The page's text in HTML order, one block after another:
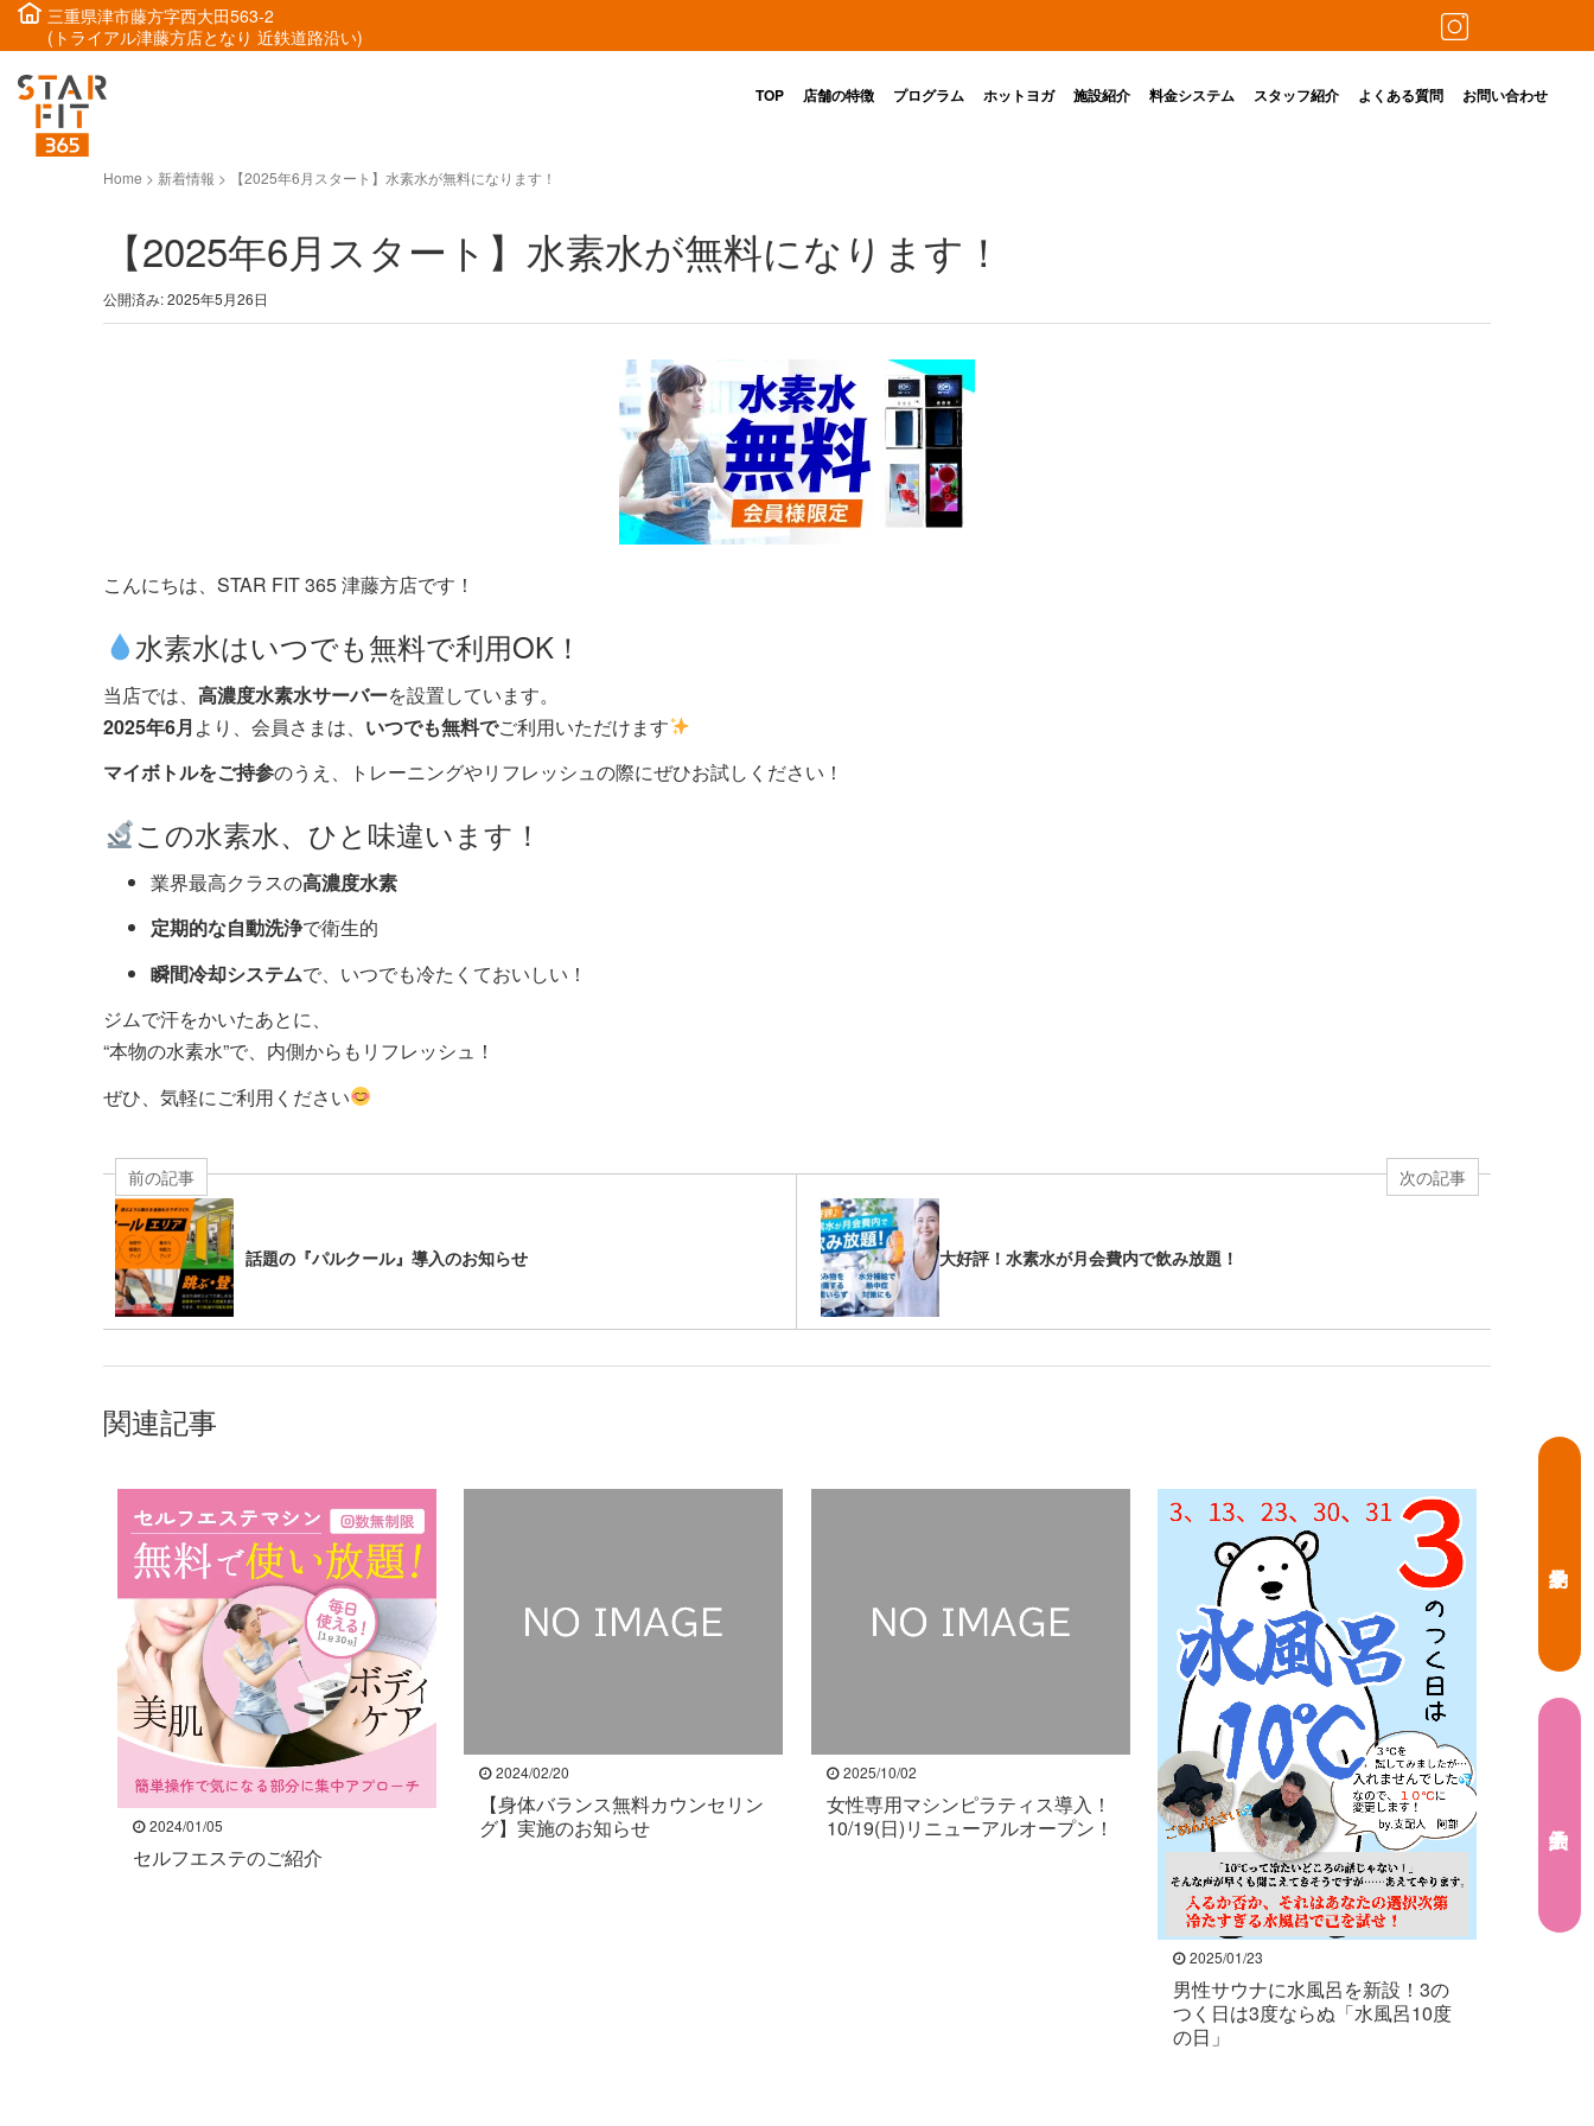
三重県津市藤方字西大田563-2
(トライアル津藤方店となり 近鉄道路沿い)
TOP 店舗の特徴 プログラム ホットヨガ 施設紹介 料金システム スタッフ紹介 よくある質問 お問い合わせ
Home > 新着情報 > 【2025年6月スタート】水素水が無料になります！
【2025年6月スタート】水素水が無料になります！
公開済み: 2025年5月26日
こんにちは、STAR FIT 365 津藤方店です！
水素水はいつでも無料で利用OK！
当店では、 高濃度水素水サーバーを設置しています。
2025年6月 より、会員さまは、 いつでも無料でご利用いただけます
マイボトルをご持参のうえ、トレーニングやリフレッシュの際にぜひお試しください！
この水素水、ひと味違います！
業界最高クラスの高濃度水素
定期的な自動洗浄で衛生的
瞬間冷却システムで、いつでも冷たくておいしい！
ジムで汗をかいたあとに、
“本物の水素水”で、内側からもリフレッシュ！
ぜひ、気軽にご利用ください
前の記事
話題の『パルクール』導入のお知らせ
次の記事
大好評！水素水が月会費内で飲み放題！
関連記事
2024/01/05
セルフエステのご紹介
2024/02/20
【身体バランス無料カウンセリン
グ】実施のお知らせ
2025/10/02
女性専用マシンピラティス導入！
10/19(日)リニューアルオープン！
2025/01/23
男性サウナに水風呂を新設！3の
つく日は3度ならぬ「水風呂10度
の日」